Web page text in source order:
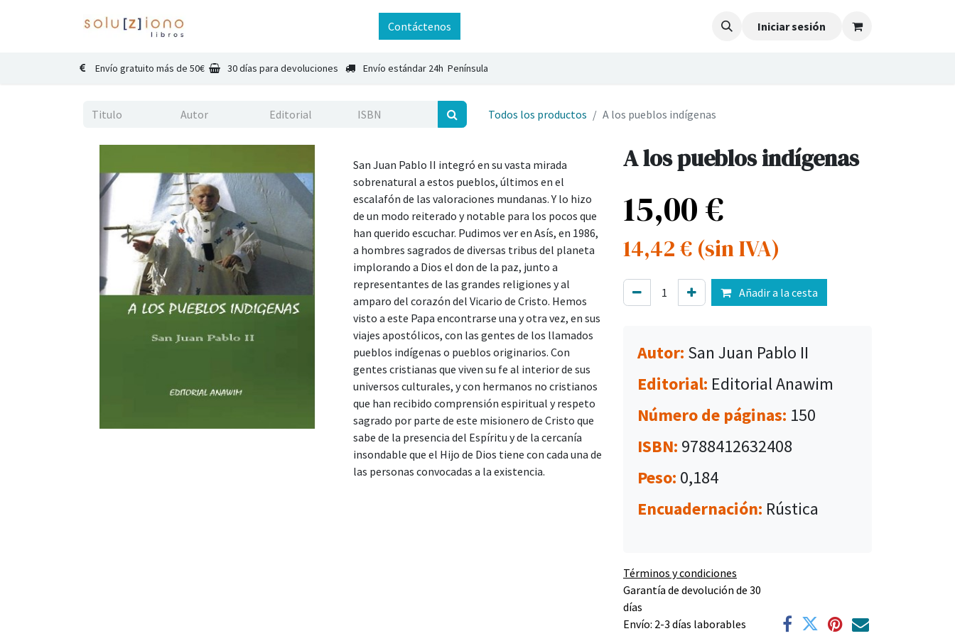
Contáctenos Iniciar sesión
Envío gratuito más de 50€ 30 días para devoluciones Envío estándar 24h Península
Todos los productos A los pueblos indígenas
San Juan Pablo II integró en su vasta mirada
sobrenatural a estos pueblos, últimos en el
escalafón de las valoraciones mundanas. Y lo hizo
de un modo reiterado y notable para los pocos que
han querido escuchar. Pudimos ver en Asís, en 1986,
a hombres sagrados de diversas tribus del planeta
implorando a Dios el don de la paz, junto a
representantes de las grandes religiones y al
amparo del corazón del Vicario de Cristo. Hemos
visto a este Papa encontrarse una y otra vez, en sus
viajes apostólicos, con las gentes de los llamados
pueblos indígenas o pueblos originarios. Con
gentes cristianas que viven su fe al interior de sus
universos culturales, y con hermanos no cristianos
que han recibido comprensión espiritual y respeto
sagrado por parte de este misionero de Cristo que
sabe de la presencia del Espíritu y de la cercanía
insondable que el Hijo de Dios tiene con cada una de
las personas convocadas a la existencia.
A los pueblos indígenas
15,00€
14,42€ (sin IVA)
Añadir a la cesta
Autor: San Juan Pablo II
Editorial: Editorial Anawim
Número de páginas: 150
ISBN: 9788412632408
Peso: 0,184
Encuadernación: Rústica
Términos y condiciones
Garantía de devolución de 30
días
Envío: 2-3 días laborables